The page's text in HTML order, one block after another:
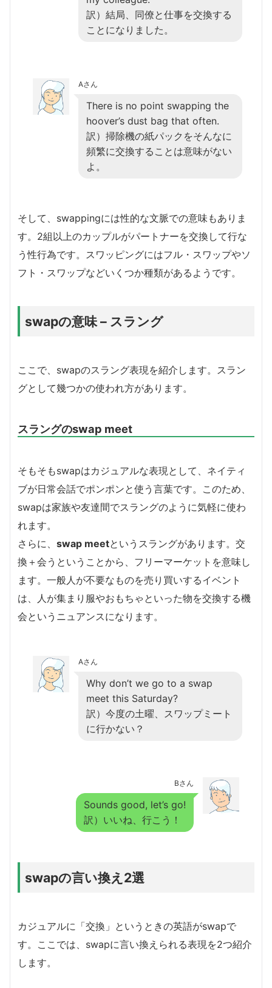
訳）結局、同僚と仕事を交換する
ことになりました。
Aさん
There is no point swapping the
hoover’s dust bag that often.
訳）掃除機の紙パックをそんなに
頻繁に交換することは意味がない
よ。
そして、swappingには性的な文脈での意味もありま
す。2組以上のカップルがパートナーを交換して行な
う性行為です。スワッピングにはフル・スワップやソ
フト・スワップなどいくつか種類があるようです。
swapの意味 – スラング
ここで、swapのスラング表現を紹介します。スラン
グとして幾つかの使われ方があります。
スラングのswap meet
そもそもswapはカジュアルな表現として、ネイティ
ブが日常会話でポンポンと使う言葉です。このため、
swapは家族や友達間でスラングのように気軽に使わ
れます。
さらに、 swap meetというスラングがあります。交
換＋会うということから、フリーマーケットを意味し
ます。一般人が不要なものを売り買いするイベント
は、人が集まり服やおもちゃといった物を交換する機
会というニュアンスになります。
Aさん
Why don’t we go to a swap
meet this Saturday?
訳）今度の土曜、スワップミート
に行かない？
Bさん
Sounds good, let’s go!
訳）いいね、行こう！
swapの言い換え2選
カジュアルに「交換」というときの英語がswapで
す。ここでは、swapに言い換えられる表現を2つ紹介
します。